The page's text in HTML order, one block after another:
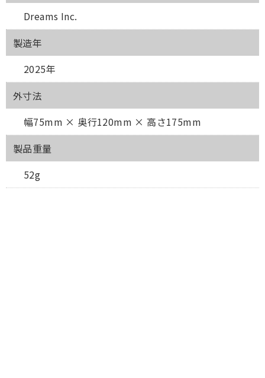
Dreams Inc.
製造年
2025年
外寸法
幅75mm × 奥行120mm × 高さ175mm
製品重量
52g